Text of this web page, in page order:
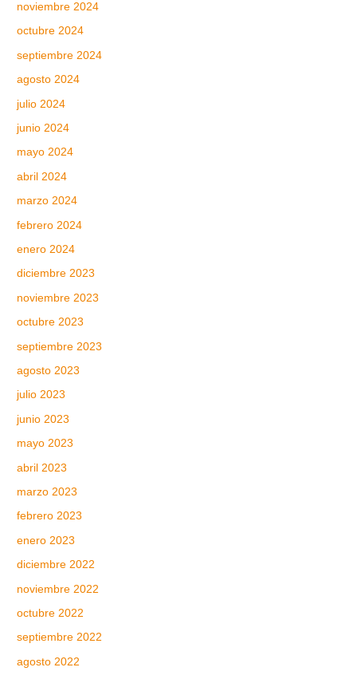
noviembre 2024
octubre 2024
septiembre 2024
agosto 2024
julio 2024
junio 2024
mayo 2024
abril 2024
marzo 2024
febrero 2024
enero 2024
diciembre 2023
noviembre 2023
octubre 2023
septiembre 2023
agosto 2023
julio 2023
junio 2023
mayo 2023
abril 2023
marzo 2023
febrero 2023
enero 2023
diciembre 2022
noviembre 2022
octubre 2022
septiembre 2022
agosto 2022